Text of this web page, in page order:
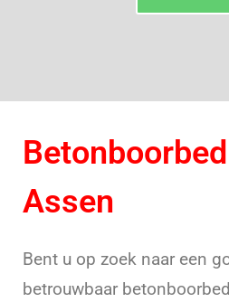
Assen
Bent u op zoek naar een
betrouwbaar